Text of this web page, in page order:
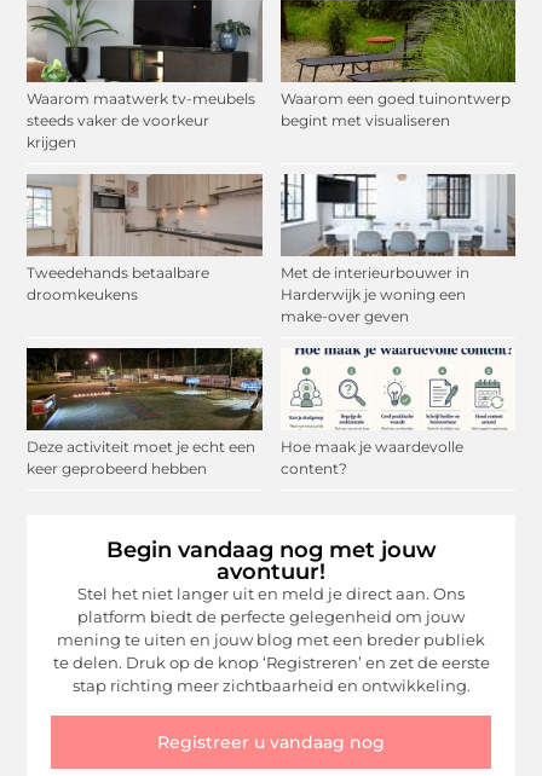
Waarom maatwerk tv-meubels
steeds vaker de voorkeur
krijgen
Waarom een goed tuinontwerp
begint met visualiseren
Tweedehands betaalbare
droomkeukens
Met de interieurbouwer in
Harderwijk je woning een
make-over geven
Deze activiteit moet je echt een
keer geprobeerd hebben
Hoe maak je waardevolle
content?
Begin vandaag nog met jouw
avontuur!
Stel het niet langer uit en meld je direct aan. Ons
platform biedt de perfecte gelegenheid om jouw
mening te uiten en jouw blog met een breder publiek
te delen. Druk op de knop ‘Registreren’ en zet de eerste
stap richting meer zichtbaarheid en ontwikkeling.
Registreer u vandaag nog